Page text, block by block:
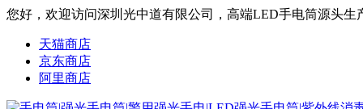
您好，欢迎访问深圳光中道有限公司，高端LED手电筒源头生
天猫商店
京东商店
阿里商店